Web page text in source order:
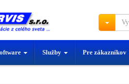
Služby Pre zákazníkov